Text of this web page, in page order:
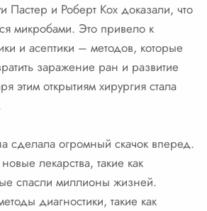
Пастер и Роберт Кох доказали, что
микробами. Это привело к
и асептики – методов, которые
заражение ран и развитие
этим открытиям хирургия стала
сделала огромный скачок вперед.
лекарства, такие как
спасли миллионы жизней.
диагностики, такие как